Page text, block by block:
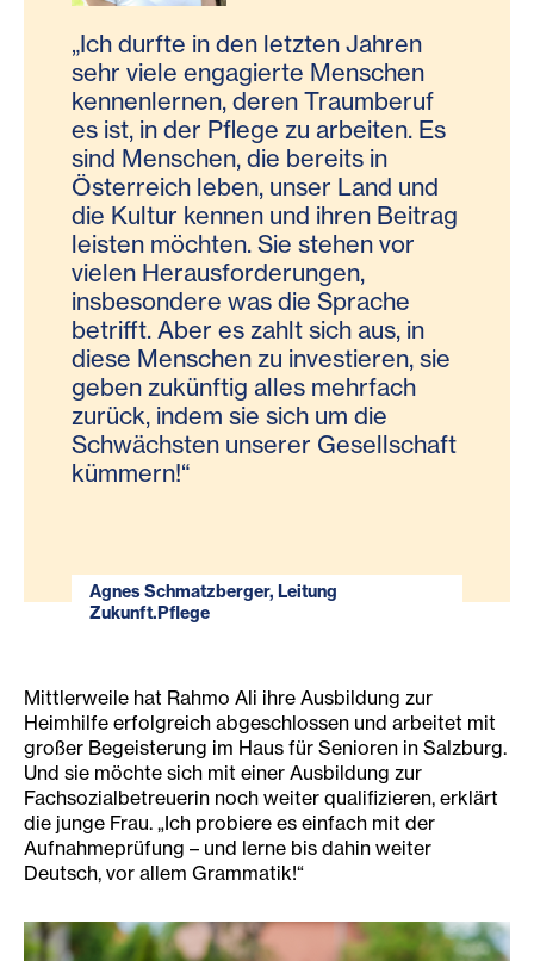
„Ich durfte in den letzten Jahren
sehr viele engagierte Menschen
kennenlernen, deren Traumberuf
es ist, in der Pflege zu arbeiten. Es
sind Menschen, die bereits in
Österreich leben, unser Land und
die Kultur kennen und ihren Beitrag
leisten möchten. Sie stehen vor
vielen Herausforderungen,
insbesondere was die Sprache
betrifft. Aber es zahlt sich aus, in
diese Menschen zu investieren, sie
geben zukünftig alles mehrfach
zurück, indem sie sich um die
Schwächsten unserer Gesellschaft
kümmern!“
Agnes Schmatzberger, Leitung
Zukunft.Pflege
Mittlerweile hat Rahmo Ali ihre Ausbildung zur
Heimhilfe erfolgreich abgeschlossen und arbeitet mit
großer Begeisterung im Haus für Senioren in Salzburg.
Und sie möchte sich mit einer Ausbildung zur
Fachsozialbetreuerin noch weiter qualifizieren, erklärt
die junge Frau. „Ich probiere es einfach mit der
Aufnahmeprüfung – und lerne bis dahin weiter
Deutsch, vor allem Grammatik!“